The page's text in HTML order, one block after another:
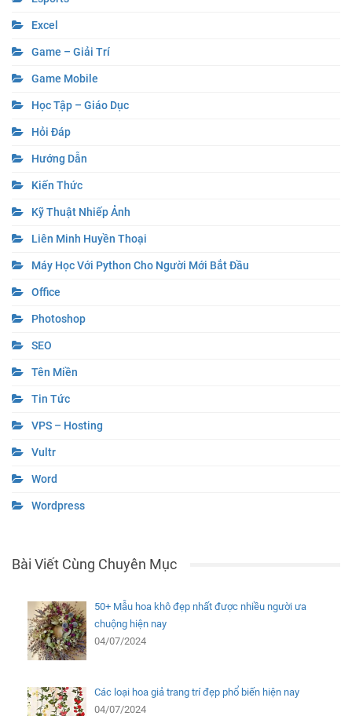
Excel
Game – Giải Trí
Game Mobile
Học Tập – Giáo Dục
Hỏi Đáp
Hướng Dẫn
Kiến Thức
Kỹ Thuật Nhiếp Ảnh
Liên Minh Huyền Thoại
Máy Học Với Python Cho Người Mới Bắt Đầu
Office
Photoshop
SEO
Tên Miền
Tin Tức
VPS – Hosting
Vultr
Word
Wordpress
Bài Viết Cùng Chuyên Mục
50+ Mẫu hoa khô đẹp nhất được nhiều người ưa
chuộng hiện nay
04/07/2024
Các loại hoa giả trang trí đẹp phổ biến hiện nay
04/07/2024